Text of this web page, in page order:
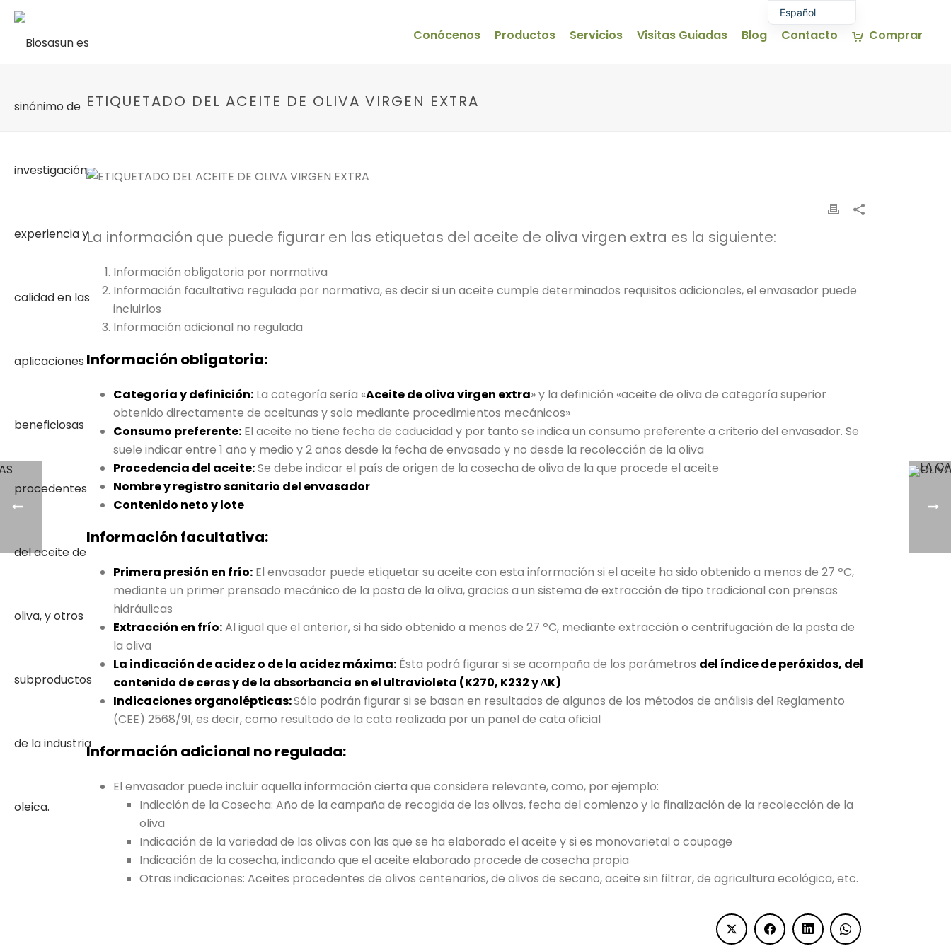
Conócenos Productos Servicios Visitas Guiadas Blog Contacto Comprar
ETIQUETADO DEL ACEITE DE OLIVA VIRGEN EXTRA
La información que puede figurar en las etiquetas del aceite de oliva virgen extra es la siguiente:
Información obligatoria por normativa
Información facultativa regulada por normativa, es decir si un aceite cumple determinados requisitos adicionales, el envasador puede
incluirlos
Información adicional no regulada
Información obligatoria:
Categoría y definición:La categoría sería «Aceite de oliva virgen extra» y la definición «aceite de oliva de categoría superior
obtenido directamente de aceitunas y solo mediante procedimientos mecánicos»
Consumo preferente:El aceite no tiene fecha de caducidad y por tanto se indica un consumo preferente a criterio del envasador. Se
suele indicar entre 1 año y medio y 2 años desde la fecha de envasado y no desde la recolección de la oliva
Procedencia del aceite:Se debe indicar el país de origen de la cosecha de oliva de la que procede el aceite
Nombre y registro sanitario del envasador
Contenido neto y lote
Información facultativa:
Primera presión en frío:El envasador puede etiquetar su aceite con esta información si el aceite ha sido obtenido a menos de 27 ºC,
mediante un primer prensado mecánico de la pasta de la oliva, gracias a un sistema de extracción de tipo tradicional con prensas
hidráulicas
Extracción en frío:Al igual que el anterior, si ha sido obtenido a menos de 27 ºC, mediante extracción o centrifugación de la pasta de
la oliva
La indicación de acidez o de la acidez máxima:Ésta podrá figurar si se acompaña de los parámetros del índice de peróxidos, del
contenido de ceras y de la absorbancia en el ultravioleta (K270, K232 y ΔK)
Indicaciones organolépticas:Sólo podrán figurar si se basan en resultados de algunos de los métodos de análisis del Reglamento
(CEE) 2568/91, es decir, como resultado de la cata realizada por un panel de cata oficial
Información adicional no regulada:
El envasador puede incluir aquella información cierta que considere relevante, como, por ejemplo:
Indicción de la Cosecha: Año de la campaña de recogida de las olivas, fecha del comienzo y la finalización de la recolección de la
oliva
Indicación de la variedad de las olivas con las que se ha elaborado el aceite y si es monovarietal o coupage
Indicación de la cosecha, indicando que el aceite elaborado procede de cosecha propia
Otras indicaciones: Aceites procedentes de olivos centenarios, de olivos de secano, aceite sin filtrar, de agricultura ecológica, etc.
Español
Euskara